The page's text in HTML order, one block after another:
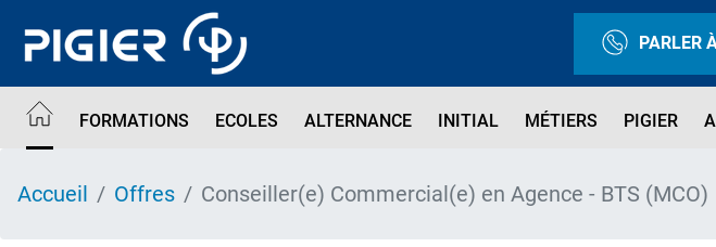
contenu
PARLER
FORMATIONS ECOLES ALTERNANCE INITIAL MÉTIERS PIGIER
Accueil Offres Conseiller(e) Commercial(e) en Agence - BTS (MCO)